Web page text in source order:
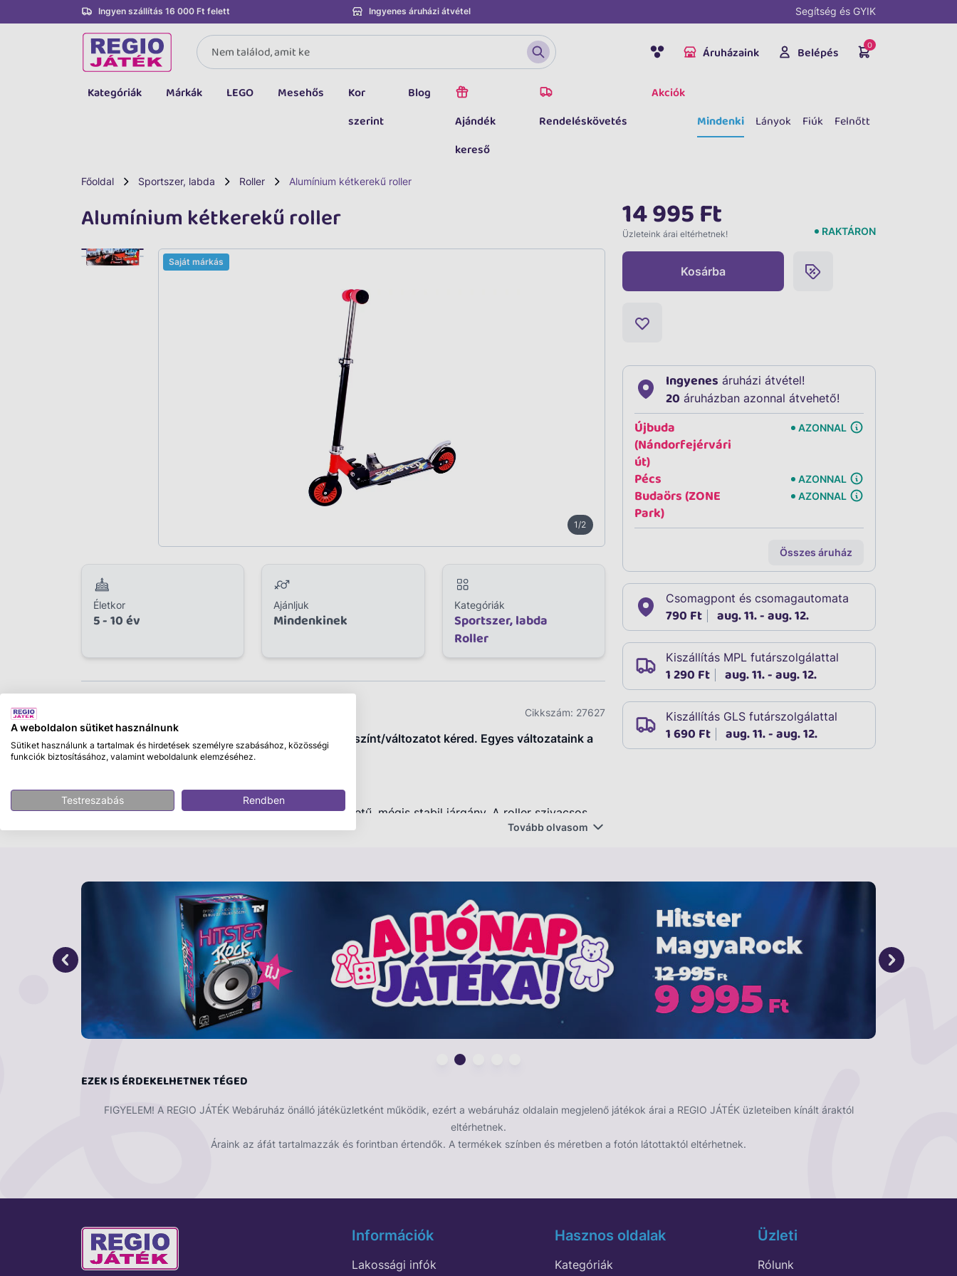
Ingyen szállítás 16 000 Ft felett Ingyenes áruházi átvétel Segítség és GYIK
Áruházaink Belépés 0
Kategóriák
LEGO
Kreatív, fejlesztő
Baba, babakocsi
Márkák LEGO Mesehős
Kor
szerint
Blog
Ajándék
kereső
Rendeléskövetés
Akciók
Mindenki
Lányok Fiúk Felnőtt
Főoldal Sportszer, labda Roller Alumínium kétkerekű roller
Alumínium kétkerekű roller
1/2
Saját márkás
Életkor
5 - 10 év
Ajánljuk
Mindenkinek
Kategóriák
Sportszer, labda
Roller
Cikkszám: 27627
Kérjük, hogy a megjegyzésben tüntesd fel, melyik színt/változatot kéred. Egyes változataink a
készlet erejéig elérhetőek.
Az Alumínium kétkerekű roller egy könnyű szerkezetű, mégis stabil járgány. A roller szivacsos
markolatokkal és fékkel készült, a rollert egy mozdulattal össze tudod csukni, így a
méretek: 60 x 10 x 20 cm. A játékok külön kaphatóak.
Tovább olvasom
14 995 Ft
Üzleteink árai eltérhetnek! RAKTÁRON
Kosárba
Ingyenes áruházi átvétel!
20 áruházban azonnal átvehető!
Újbuda
(Nándorfejérvári
út)
AZONNAL
Pécs AZONNAL
Budaörs (ZONE
Park)
AZONNAL
Összes áruház
Csomagpont és csomagautomata
790 Ft aug. 11. - aug. 12.
Kiszállítás MPL futárszolgálattal
1 290 Ft aug. 11. - aug. 12.
Kiszállítás GLS futárszolgálattal
1 690 Ft aug. 11. - aug. 12.
EZEK IS ÉRDEKELHETNEK TÉGED
FIGYELEM! A REGIO JÁTÉK Webáruház önálló játéküzletként működik, ezért a webáruház oldalain megjelenő játékok árai a REGIO JÁTÉK üzleteiben kínált áraktól
eltérhetnek.
Áraink az áfát tartalmazzák és forintban értendők. A termékek színben és méretben a fotón látottaktól eltérhetnek.
Információk
Lakossági infók
Hasznos oldalak
Kategóriák
Üzleti
Rólunk
A weboldalon sütiket használnunk
Sütiket használunk a tartalmak és hirdetések személyre szabásához, közösségi
funkciók biztosításához, valamint weboldalunk elemzéséhez.
Testreszabás Rendben